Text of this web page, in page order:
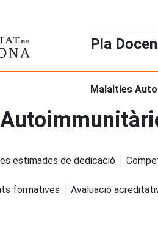
Pla
Malalties
estimades de dedicació
formatives Avaluació